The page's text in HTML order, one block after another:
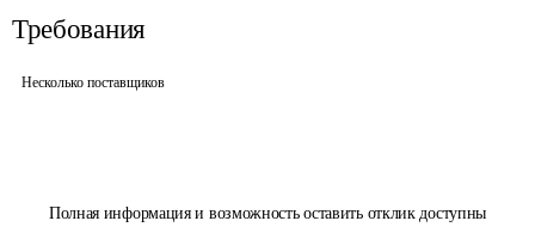
Полная информация и возможность оставить отклик доступны
Требования
Несколько поставщиков